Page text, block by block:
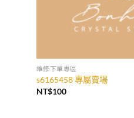
維修下單專區
s6165458 專屬賣場
NT$100